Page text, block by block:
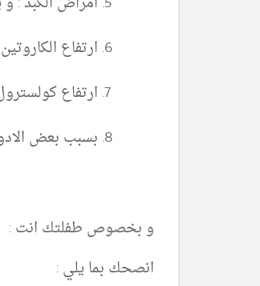
ارتفاع
ارتفاع
بسبب بعض
و بخصوص طفلتك انت :
انصحك بما يلي :